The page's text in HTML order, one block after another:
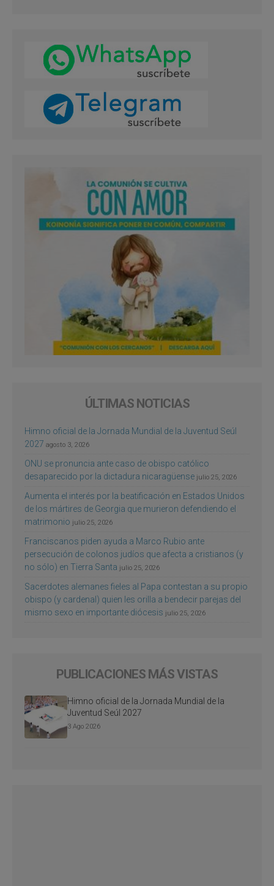
ÚLTIMAS NOTICIAS
Himno oficial de la Jornada Mundial de la Juventud Seúl
2027 agosto 3, 2026
ONU se pronuncia ante caso de obispo católico
desaparecido por la dictadura nicaragüense julio 25, 2026
Aumenta el interés por la beatificación en Estados Unidos
de los mártires de Georgia que murieron defendiendo el
matrimonio julio 25, 2026
Franciscanos piden ayuda a Marco Rubio ante
persecución de colonos judíos que afecta a cristianos (y
no sólo) en Tierra Santa julio 25, 2026
Sacerdotes alemanes fieles al Papa contestan a su propio
obispo (y cardenal) quien les orilla a bendecir parejas del
mismo sexo en importante diócesis julio 25, 2026
PUBLICACIONES MÁS VISTAS
Himno oficial de la Jornada Mundial de la
Juventud Seúl 2027
3 Ago 2026